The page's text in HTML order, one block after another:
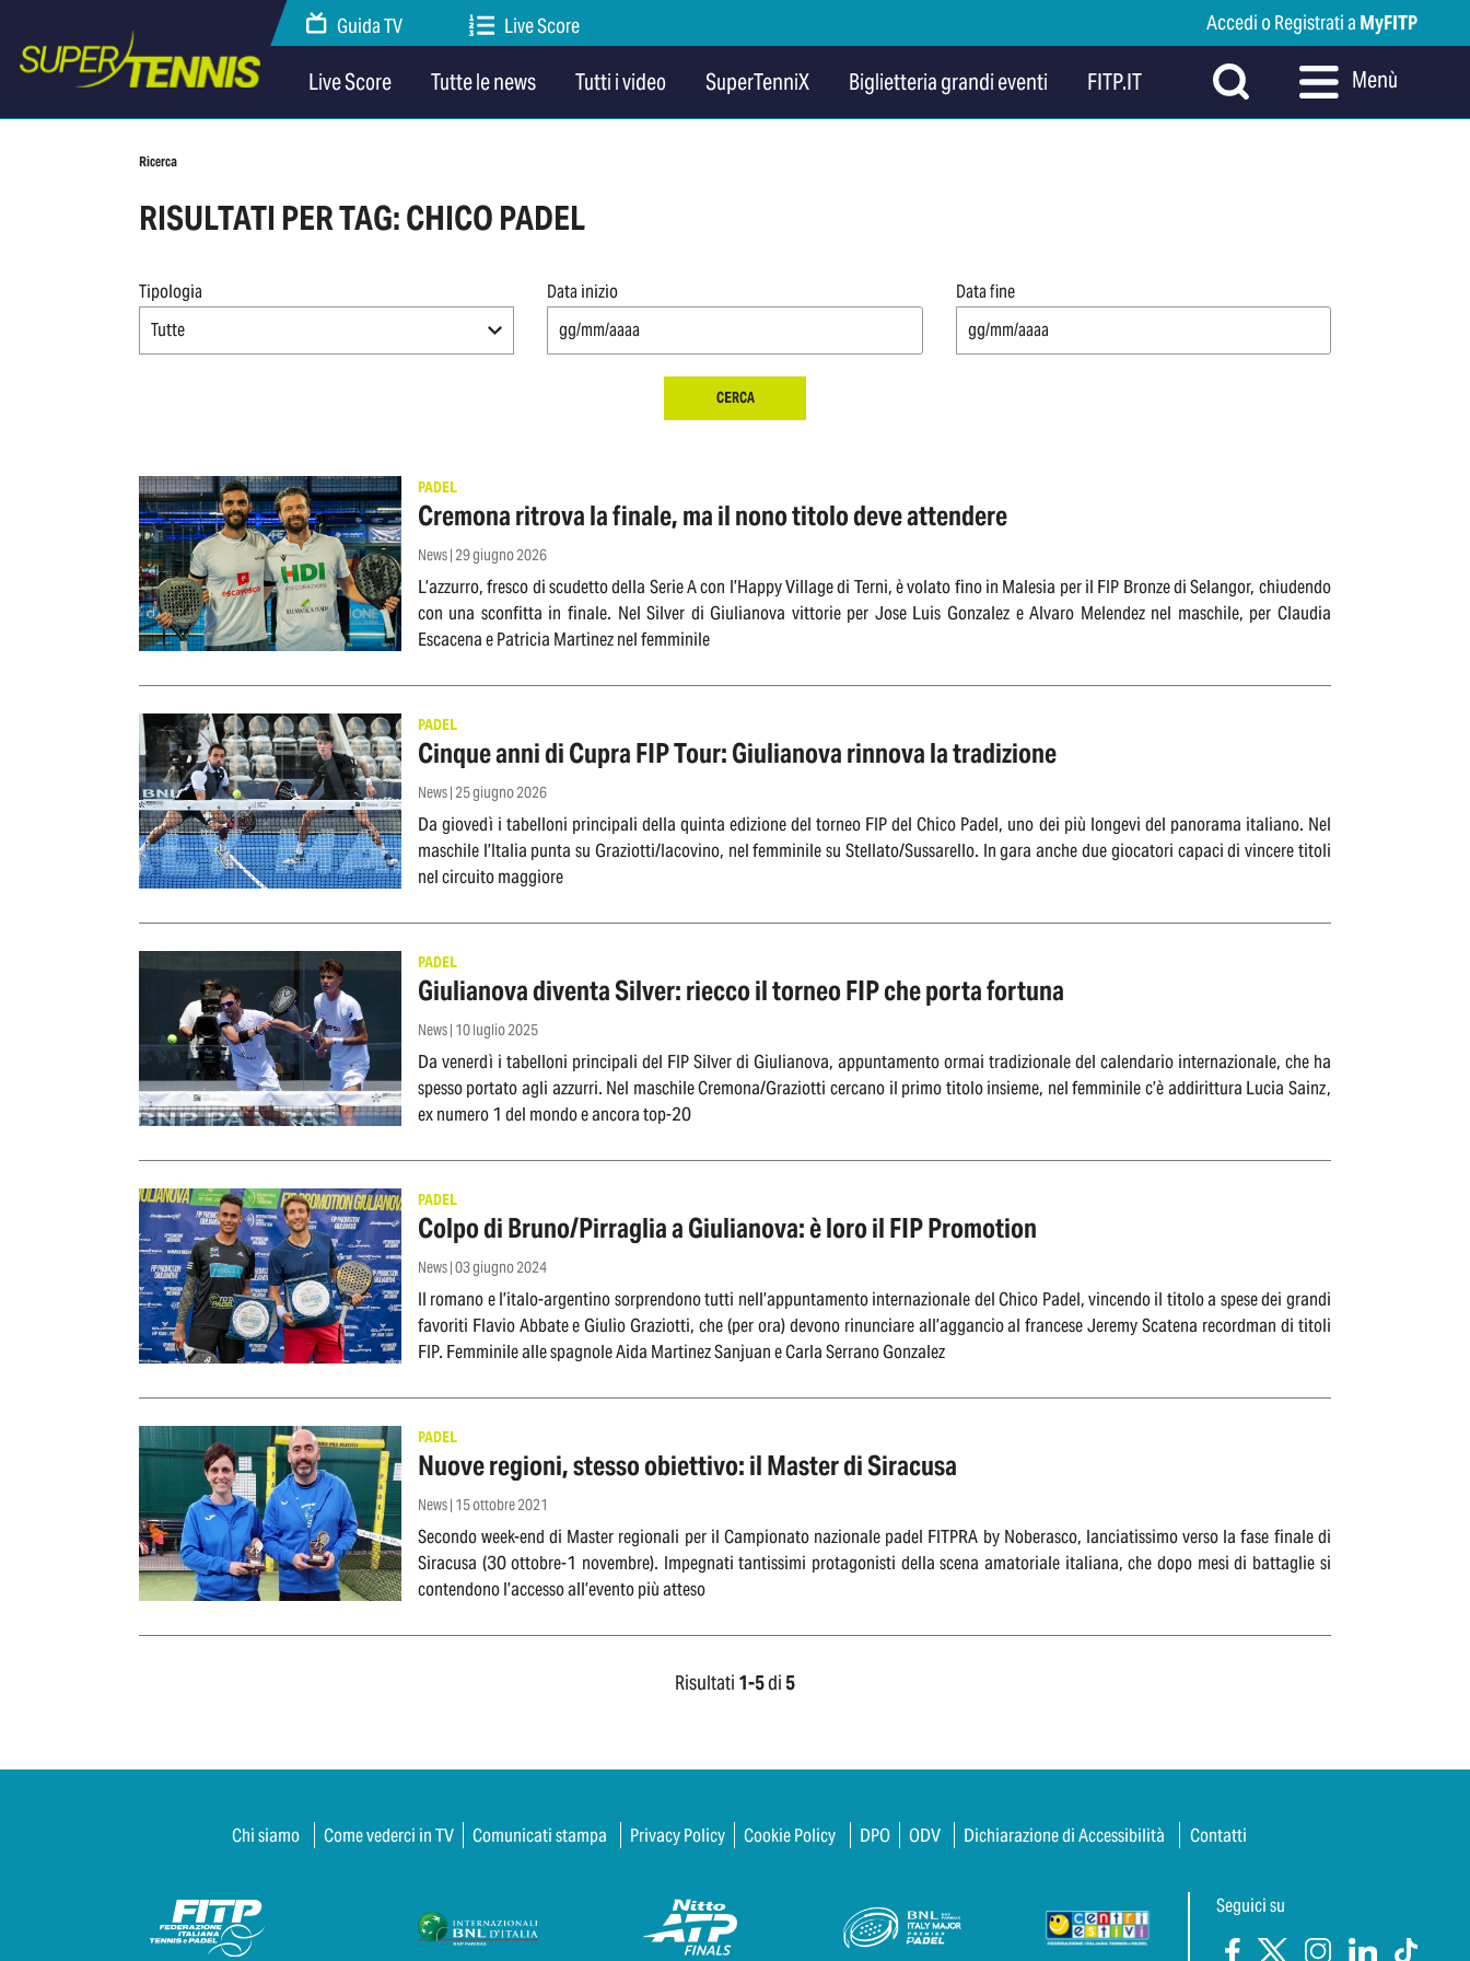
Guida TV Live Score Accedi o Registrati a MyFITP
Live Score Tutte le news Tutti i video SuperTenniX Biglietteria grandi eventi FITP.IT Menù
Ricerca
RISULTATI PER TAG: CHICO PADEL
Tipologia
Tutte
Data inizio Data fine
CERCA
PADEL
Cremona ritrova la finale, ma il nono titolo deve attendere
News | 29 giugno 2026
L’azzurro, fresco di scudetto della Serie A con l’Happy Village di Terni, è volato fino in Malesia per il FIP Bronze di Selangor, chiudendo
con una sconfitta in finale. Nel Silver di Giulianova vittorie per Jose Luis Gonzalez e Alvaro Melendez nel maschile, per Claudia
Escacena e Patricia Martinez nel femminile
PADEL
Cinque anni di Cupra FIP Tour: Giulianova rinnova la tradizione
News | 25 giugno 2026
Da giovedì i tabelloni principali della quinta edizione del torneo FIP del Chico Padel, uno dei più longevi del panorama italiano. Nel
maschile l’Italia punta su Graziotti/Iacovino, nel femminile su Stellato/Sussarello. In gara anche due giocatori capaci di vincere titoli
nel circuito maggiore
PADEL
Giulianova diventa Silver: riecco il torneo FIP che porta fortuna
News | 10 luglio 2025
Da venerdì i tabelloni principali del FIP Silver di Giulianova, appuntamento ormai tradizionale del calendario internazionale, che ha
spesso portato agli azzurri. Nel maschile Cremona/Graziotti cercano il primo titolo insieme, nel femminile c’è addirittura Lucia Sainz,
ex numero 1 del mondo e ancora top-20
PADEL
Colpo di Bruno/Pirraglia a Giulianova: è loro il FIP Promotion
News | 03 giugno 2024
Il romano e l’italo-argentino sorprendono tutti nell’appuntamento internazionale del Chico Padel, vincendo il titolo a spese dei grandi
favoriti Flavio Abbate e Giulio Graziotti, che (per ora) devono rinunciare all’aggancio al francese Jeremy Scatena recordman di titoli
FIP. Femminile alle spagnole Aida Martinez Sanjuan e Carla Serrano Gonzalez
PADEL
Nuove regioni, stesso obiettivo: il Master di Siracusa
News | 15 ottobre 2021
Secondo week-end di Master regionali per il Campionato nazionale padel FITPRA by Noberasco, lanciatissimo verso la fase finale di
Siracusa (30 ottobre-1 novembre). Impegnati tantissimi protagonisti della scena amatoriale italiana, che dopo mesi di battaglie si
contendono l’accesso all’evento più atteso
Risultati 1-5di 5
Chi siamo Come vederci in TV Comunicati stampa Privacy Policy Cookie Policy DPO ODV Dichiarazione di Accessibilità Contatti
Seguici su